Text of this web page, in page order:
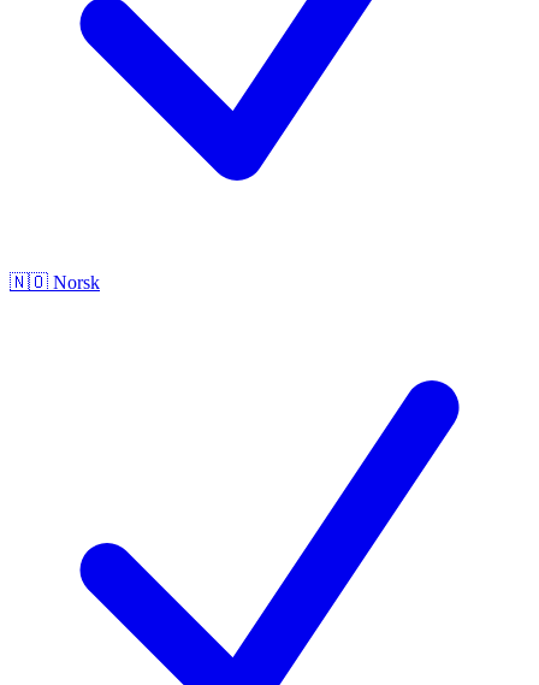
🇳🇴 Norsk